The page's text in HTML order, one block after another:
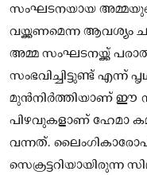
സംഘടനയായ അമ്മയുടെ
വയ്ക്കണമെന്ന ആവശ്യം
അമ്മ സംഘടനയ്ക്ക്
സംഭവിച്ചിട്ടുണ്ട് എന്ന്
മുന്‍നിര്‍ത്തിയാണ് ഈ
പിഴവുകളാണ് ഹേമാ
വന്നത്.
സെക്രട്ടറിയായിരുന്ന